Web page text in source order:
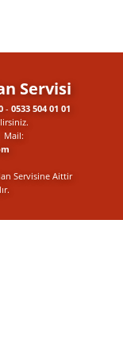
Servisi
- 0533 504 01 01
Mail:
Servisine Aittir